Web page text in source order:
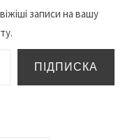
записи на вашу
пошти…
ПІДПИСКА